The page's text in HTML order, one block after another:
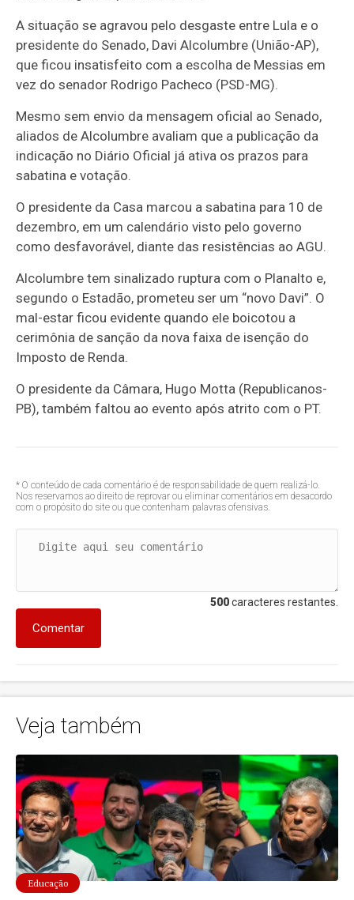
A situação se agravou pelo desgaste entre Lula e o
presidente do Senado, DaviAlcolumbre (União-AP),
que ficou insatisfeito com a escolha de Messias em
vez do senador Rodrigo Pacheco (PSD-MG).
Mesmo sem envio da mensagem oficial ao Senado,
aliados deAlcolumbre avaliam que a publicação da
indicação no Diário Oficial já ativa os prazos para
sabatina e votação.
O presidente da Casa marcou a sabatina para 10 de
dezembro, em um calendário visto pelo governo
como desfavorável, diante das resistências ao AGU.
Alcolumbre tem sinalizado ruptura com o Planalto e,
segundo o Estadão, prometeu ser um “novo Davi”. O
mal-estar ficou evidente quando ele boicotou a
cerimônia de sanção da nova faixa de isenção do
Imposto de Renda.
O presidente da Câmara, Hugo Motta (Republicanos-
PB), também faltou ao evento após atrito com o PT.
* O conteúdo de cada comentário é de responsabilidade de quem realizá-lo.
Nos reservamos ao direito de reprovar ou eliminar comentários em desacordo
com o propósito do site ou que contenham palavras ofensivas.
500caracteres restantes.
Comentar
Veja também
Educação